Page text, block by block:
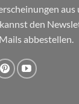
aus
den
abbestellen.